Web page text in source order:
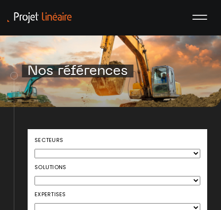
Nos références
SECTEURS
SOLUTIONS
EXPERTISES